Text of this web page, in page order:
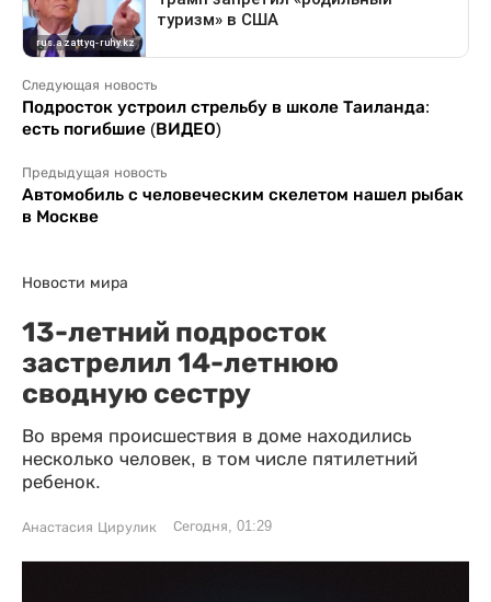
Следующая новость
Подросток устроил стрельбу в школе Таиланда:
есть погибшие (ВИДЕО)
Предыдущая новость
Автомобиль с человеческим скелетом нашел рыбак
в Москве
Новости мира
13-летний подросток
застрелил 14-летнюю
сводную сестру
Во время происшествия в доме находились
несколько человек, в том числе пятилетний
ребенок.
Анастасия Цирулик Сегодня, 01:29